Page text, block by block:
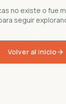
no existe o fue
seguir
Volver al inicio